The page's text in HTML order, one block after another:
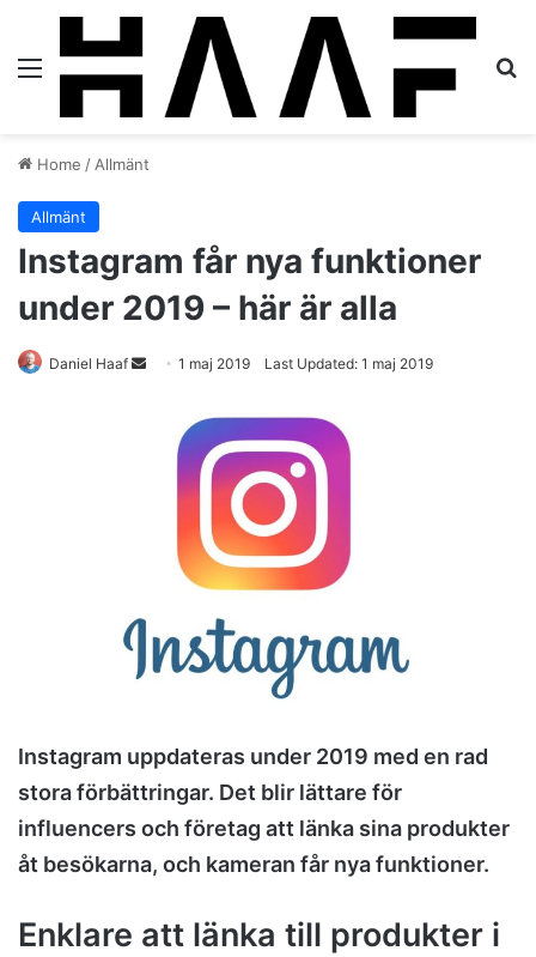
Home / Allmänt
Allmänt
Instagram får nya funktioner
under 2019 – här är alla
Daniel Haaf 1 maj 2019 Last Updated: 1 maj 2019
Instagram uppdateras under 2019 med en rad
stora förbättringar. Det blir lättare för
influencers och företag att länka sina produkter
åt besökarna, och kameran får nya funktioner.
Enklare att länka till produkter i